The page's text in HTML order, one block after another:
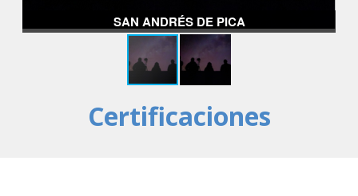
SAN ANDRÉS DE PICA
Certificaciones